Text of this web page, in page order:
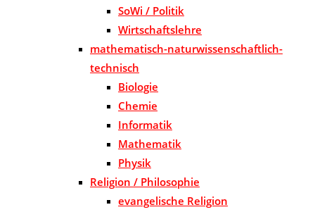
SoWi / Politik
Wirtschaftslehre
mathematisch-naturwissenschaftlich-
technisch
Biologie
Chemie
Informatik
Mathematik
Physik
Religion / Philosophie
evangelische Religion